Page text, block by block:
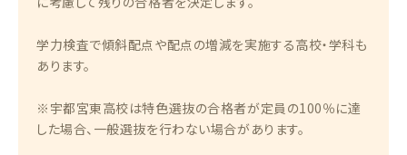
学力検査で傾斜配点や配点の増減を実施する高校・学科も
あります。
※宇都宮東高校は特色選抜の合格者が定員の100％に達
した場合、一般選抜を行わない場合があります。